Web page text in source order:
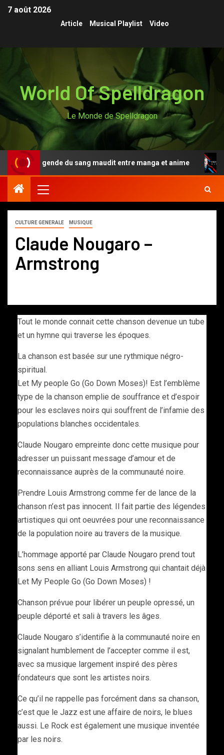
7 août 2026
Article Musical Playlist Video
World Of Spelldragon
Le Monde de Spelldragon
la légende du sang maudit entre manga et anime
CULTURE GENERALE MUSIQUE
Claude Nougaro –
Armstrong
Tout le monde connait cette chanson devenue un tube
et un hymne qui traverse les époques.
La chanson est basée sur une rythmique négro-
spiritual.
Let My people Go (Go Down Moses)! Est l’emblème
type de la chanson emplie de souffrance et d’espoir
pour les esclaves noirs qui souffrent de l’infamie des
populations blanches occidentales.
Claude Nougaro empreinte donc cette musique pour
adresser un puissant message d’amour et de
reconnaissance auprès de la communauté noire.
Prendre Louis Armstrong comme fer de lance de la
chanson n’est pas innocent. Il fait partie des légendes
artistiques qui ont oeuvrées pour une reconnaissance
de la population noire au travers de la musique.
L’hommage apporté par Claude Nougaro prend tout
sons sens en alliant Louis Armstrong qui chantait déjà
Let My People Go (Go Down Moses) !
Chanson prévue pour libérer un peuple opressé, un
peuple déporté et sali à travers les âges.
Claude Nougaro s’identifie à la communauté noire en
signalant humblement de l’accepter comme il est,
avec sa musique largement inspiré des pères
fondateurs que sont les artistes noirs.
Ce qu’il ne rappelle pas forcément dans sa chanson,
c’est que le Jazz est une affaire de noirs, le blues
aussi. Le Rock est également une musique inventée
par les noirs.